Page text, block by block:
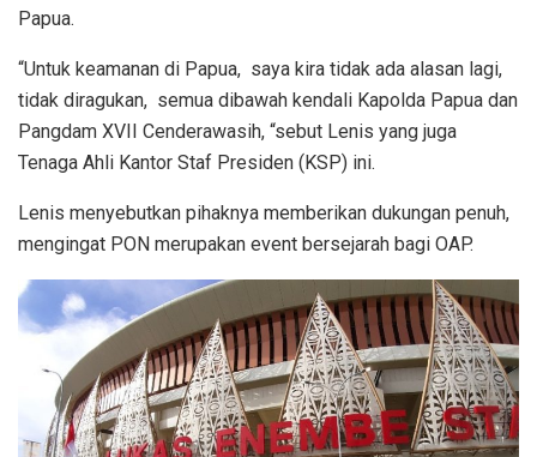
Papua.
“Untuk keamanan di Papua, saya kira tidak ada alasan lagi,
tidak diragukan, semua dibawah kendali Kapolda Papua dan
Pangdam XVII Cenderawasih, “sebut Lenis yang juga
Tenaga Ahli Kantor Staf Presiden (KSP) ini.
Lenis menyebutkan pihaknya memberikan dukungan penuh,
mengingat PON merupakan event bersejarah bagi OAP.